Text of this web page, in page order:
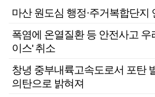
마산 원도심 행정·주거복합단지
폭염에 온열질환 등 안전사고 우
이스' 취소
창녕 중부내륙고속도로서 포탄
의탄으로 밝혀져